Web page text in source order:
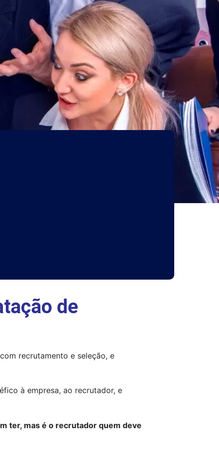
de
recrutamento e seleção, e
à empresa, ao recrutador, e
ter, mas é o recrutador quem deve